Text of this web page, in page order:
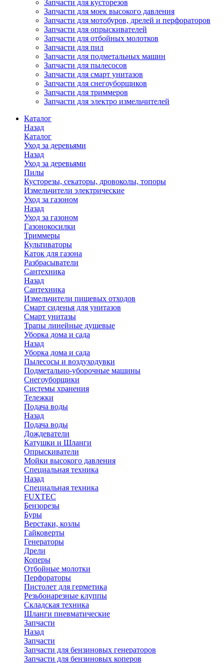
Запчасти для кусторезов
Запчасти для моек высокого давления
Запчасти для мотобуров, дрелей и перфораторов
Запчасти для опрыскивателей
Запчасти для отбойных молотков
Запчасти для пил
Запчасти для подметальных машин
Запчасти для пылесосов
Запчасти для смарт унитазов
Запчасти для снегоуборщиков
Запчасти для триммеров
Запчасти для электро измельчителей
Каталог
Назад
Каталог
Уход за деревьями
Назад
Уход за деревьями
Пилы
Кусторезы, секаторы, дровоколы, топоры
Измельчители электрические
Уход за газоном
Назад
Уход за газоном
Газонокосилки
Триммеры
Культиваторы
Каток для газона
Разбрасыватели
Сантехника
Назад
Сантехника
Измельчители пищевых отходов
Смарт сиденья для унитазов
Смарт унитазы
Трапы линейные душевые
Уборка дома и сада
Назад
Уборка дома и сада
Пылесосы и воздуходувки
Подметально-уборочные машины
Снегоуборщики
Системы хранения
Тележки
Подача воды
Назад
Подача воды
Дождеватели
Катушки и Шланги
Опрыскиватели
Мойки высокого давления
Специальная техника
Назад
Специальная техника
FUXTEC
Бензорезы
Буры
Верстаки, козлы
Гайковерты
Генераторы
Дрели
Коперы
Отбойные молотки
Перфораторы
Пистолет для герметика
Резьбонарезные клуппы
Складская техника
Шланги пневматические
Запчасти
Назад
Запчасти
Запчасти для бензиновых генераторов
Запчасти для бензиновых коперов